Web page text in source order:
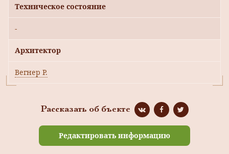
Техническое состояние
-
Архитектор
Вегнер Р.
Рассказать об бъекте
Редактировать информацию